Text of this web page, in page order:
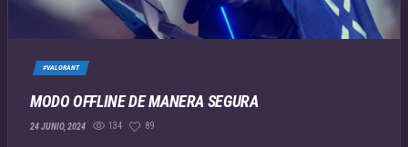
#VALORANT
MODO OFFLINE DE MANERA SEGURA
24 JUNIO, 2024 134 89